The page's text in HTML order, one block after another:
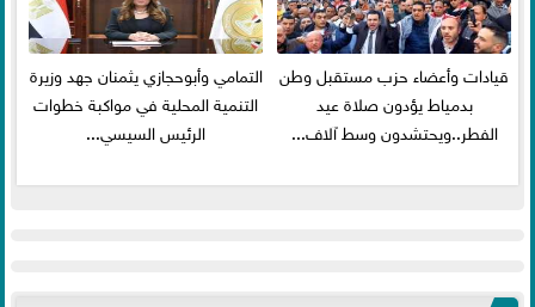
قيادات وأعضاء حزب مستقبل وطن
بدمياط يؤدون صلاة عيد
الفطر..ويحتشدون وسط آلاف...
التمامي وأبوحجازي يثمنان جهد وزيرة
التنمية المحلية في مواكبة خطوات
الرئيس السيسي...